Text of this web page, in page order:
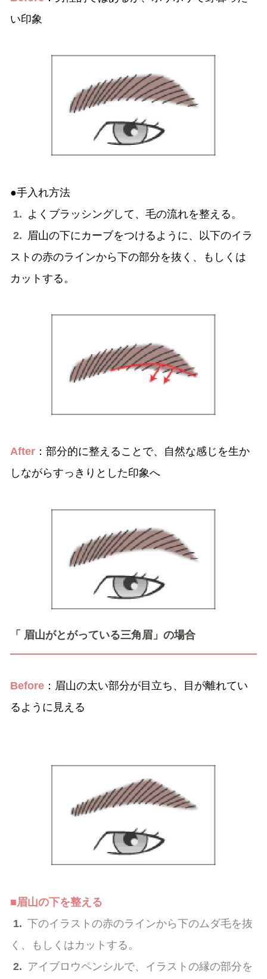
い印象
●手入れ方法
1. よくブラッシングして、毛の流れを整える。
2. 眉山の下にカーブをつけるように、以下のイラ
ストの赤のラインから下の部分を抜く、もしくは
カットする。
After ：部分的に整えることで、自然な感じを生か
しながらすっきりとした印象へ
「 眉山がとがっている三角眉」の場合
Before ：眉山の太い部分が目立ち、目が離れてい
るように見える
■眉山の下を整える
1. 下のイラストの赤のラインから下のムダ毛を抜
く、もしくはカットする。
2. アイブロウペンシルで、イラストの縁の部分を